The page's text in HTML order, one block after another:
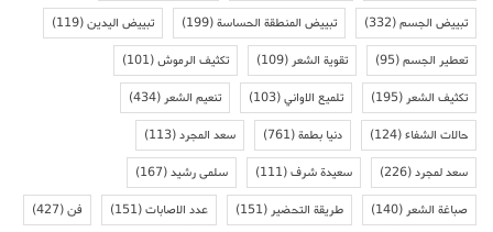
تبييض الجسم(332) تبييض المنطقة الحساسة(199) تبييض اليدين(119)
تعطير الجسم(95) تقوية الشعر(109) تكثيف الرموش(101)
تكثيف الشعر(195) تلميع الاواني(103) تنعيم الشعر(434)
حالات الشفاء(124) دنيا بطمة(761) سعد المجرد(113)
سعد لمجرد(226) سعيدة شرف(111) سلمى رشيد(167)
صباغة الشعر(140) طريقة التحضير(151) عدد الاصابات(151) فن(427)